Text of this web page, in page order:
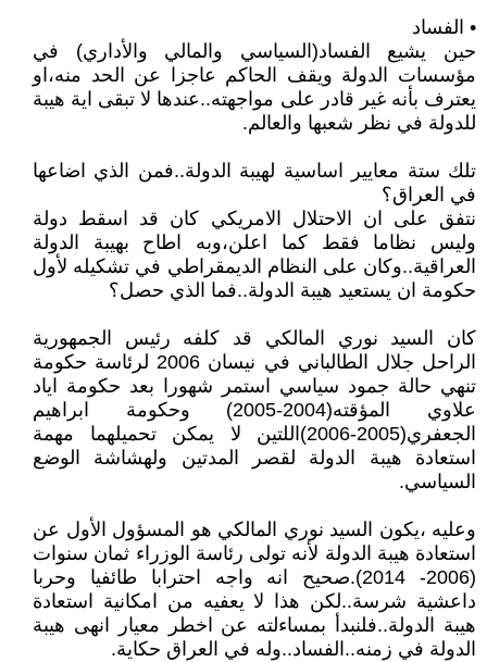
• الفساد
حين يشيع الفساد(السياسي والمالي والأداري) في
مؤسسات الدولة ويقف الحاكم عاجزا عن الحد منه،او
يعترف بأنه غير قادر على مواجهته..عندها لا تبقى اية هيبة
للدولة في نظر شعبها والعالم.
تلك ستة معايير اساسية لهيبة الدولة..فمن الذي اضاعها
في العراق؟
نتفق على ان الاحتلال الامريكي كان قد اسقط دولة
وليس نظاما فقط كما اعلن،وبه اطاح بهيبة الدولة
العراقية..وكان على النظام الديمقراطي في تشكيله لأول
حكومة ان يستعيد هيبة الدولة..فما الذي حصل؟
كان السيد نوري المالكي قد كلفه رئيس الجمهورية
الراحل جلال الطالباني في نيسان 2006 لرئاسة حكومة
تنهي حالة جمود سياسي استمر شهورا بعد حكومة اياد
علاوي المؤقته(2004-2005) وحكومة ابراهيم
الجعفري(2005-2006)اللتين لا يمكن تحميلهما مهمة
استعادة هيبة الدولة لقصر المدتين ولهشاشة الوضع
السياسي.
وعليه ،يكون السيد نوري المالكي هو المسؤول الأول عن
استعادة هيبة الدولة لأنه تولى رئاسة الوزراء ثمان سنوات
(2006- 2014).صحيح انه واجه احترابا طائفيا وحربا
داعشية شرسة..لكن هذا لا يعفيه من امكانية استعادة
هيبة الدولة..فلنبدأ بمساءلته عن اخطر معيار انهى هيبة
الدولة في زمنه..الفساد..وله في العراق حكاية.